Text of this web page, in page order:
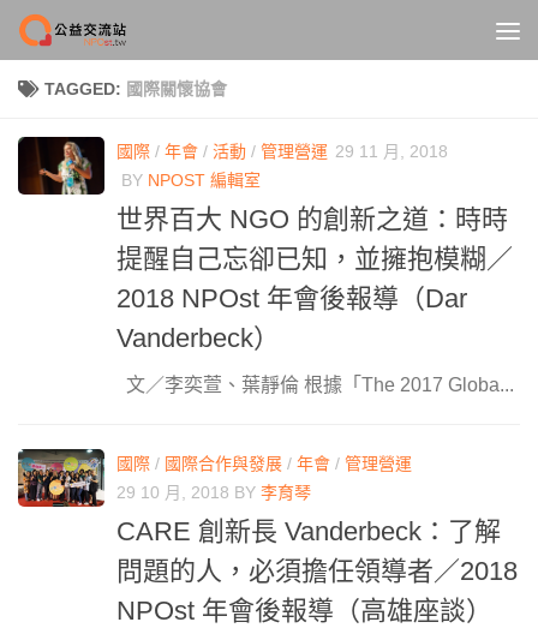
Skip to content
TAGGED: 國際關懷協會
國際 / 年會 / 活動 / 管理營運 29 11 月, 2018
BY NPOST 編輯室
世界百大 NGO 的創新之道：時時
提醒自己忘卻已知，並擁抱模糊／
2018 NPOst 年會後報導（Dar
Vanderbeck）
文／李奕萱、葉靜倫 根據「The 2017 Globa...
國際 / 國際合作與發展 / 年會 / 管理營運
29 10 月, 2018 BY 李育琴
CARE 創新長 Vanderbeck：了解
問題的人，必須擔任領導者／2018
NPOst 年會後報導（高雄座談）